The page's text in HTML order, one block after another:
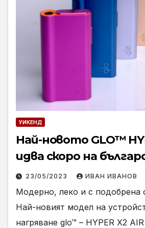
УИКЕНД
Най-новото GLO™
идва скоро на
23/05/2023 ИВАН ИВАНОВ
Модерно, леко и с подобрена
Най-новият модел на
нагряване glo™ – HYPER X2